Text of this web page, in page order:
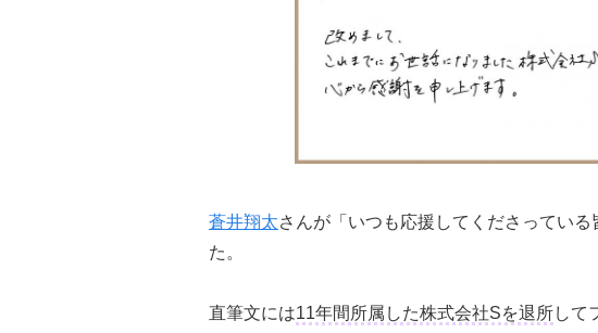
蒼井翔太さんが「いつも応援してくださっている
た。
直筆文には11年間所属した株式会社Sを退所して